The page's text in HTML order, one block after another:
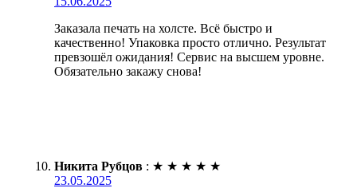
Заказала печать на холсте. Всё быстро и
качественно! Упаковка просто отлично. Результат
превзошёл ожидания! Сервис на высшем уровне.
Обязательно закажу снова!
Никита Рубцов : ★ ★ ★ ★ ★
23.05.2025